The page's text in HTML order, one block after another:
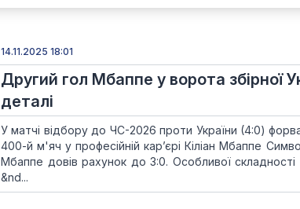
14.11.2025 18:01
Другий гол Мбаппе у ворота збірної
деталі
У матчі відбору до ЧС-2026 проти України (4:0)
400-й м'яч у професійній кар’єрі Кіліан Мбаппе
Мбаппе довів рахунок до 3:0. Особливої
&nd...